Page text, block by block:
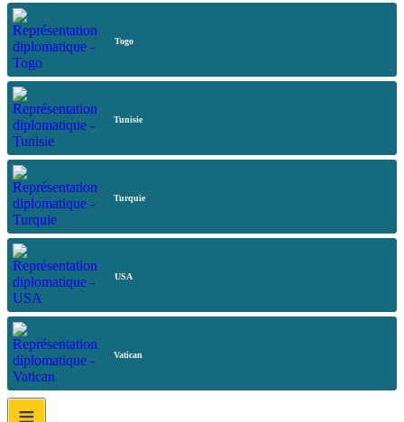
Togo
Tunisie
Turquie
USA
Vatican